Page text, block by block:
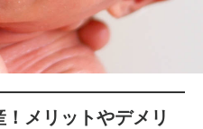
メリットやデメリ